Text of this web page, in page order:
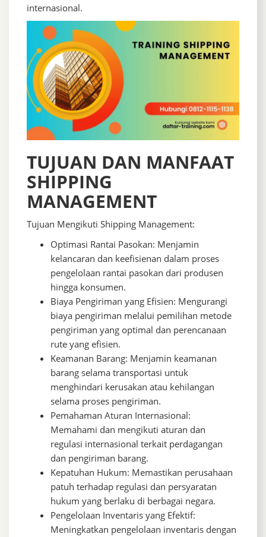
internasional.
TUJUAN DAN MANFAAT
SHIPPING
MANAGEMENT
Tujuan Mengikuti Shipping Management:
Optimasi Rantai Pasokan: Menjamin
kelancaran dan keefisienan dalam proses
pengelolaan rantai pasokan dari produsen
hingga konsumen.
Biaya Pengiriman yang Efisien: Mengurangi
biaya pengiriman melalui pemilihan metode
pengiriman yang optimal dan perencanaan
rute yang efisien.
Keamanan Barang: Menjamin keamanan
barang selama transportasi untuk
menghindari kerusakan atau kehilangan
selama proses pengiriman.
Pemahaman Aturan Internasional:
Memahami dan mengikuti aturan dan
regulasi internasional terkait perdagangan
dan pengiriman barang.
Kepatuhan Hukum: Memastikan perusahaan
patuh terhadap regulasi dan persyaratan
hukum yang berlaku di berbagai negara.
Pengelolaan Inventaris yang Efektif:
Meningkatkan pengelolaan inventaris dengan